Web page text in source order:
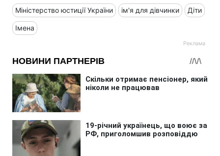
Міністерство юстиції України ім'я для дівчинки Діти
Імена